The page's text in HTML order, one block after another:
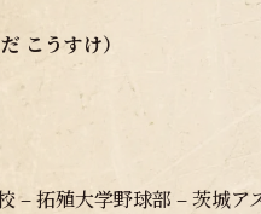
こうすけ）
– 拓殖大学野球部 – 茨城